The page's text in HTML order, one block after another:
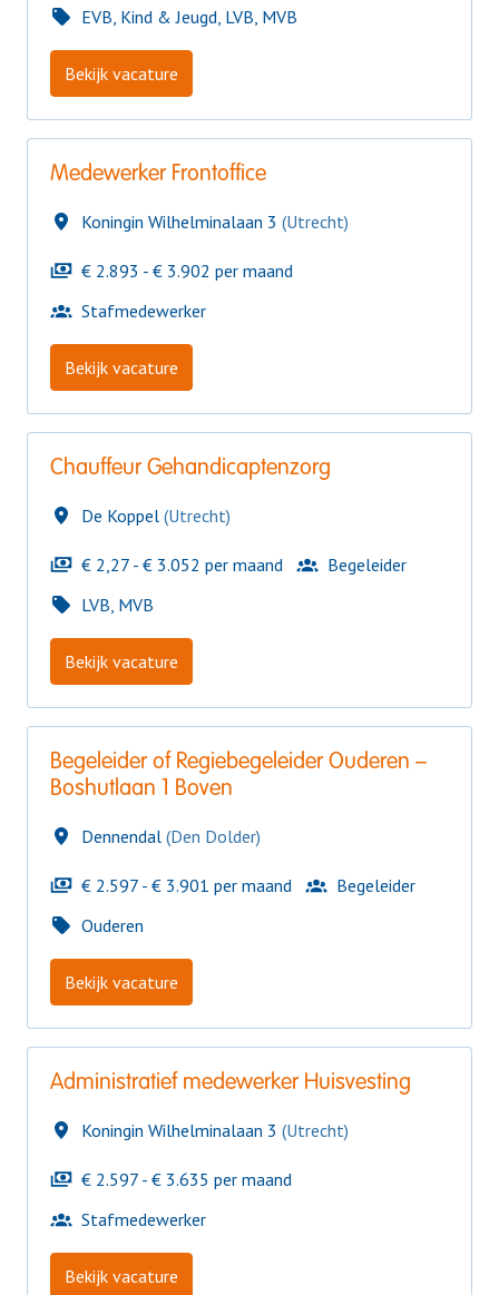
EVB, Kind & Jeugd, LVB, MVB
Bekijk vacature
Medewerker Frontoffice
Koningin Wilhelminalaan 3 (Utrecht)
€ 2.893 - € 3.902 per maand
Stafmedewerker
Bekijk vacature
Chauffeur Gehandicaptenzorg
De Koppel (Utrecht)
€ 2,27 - € 3.052 per maand
Begeleider
LVB, MVB
Bekijk vacature
Begeleider of Regiebegeleider Ouderen –
Boshutlaan 1 Boven
Dennendal (Den Dolder)
€ 2.597 - € 3.901 per maand
Begeleider
Ouderen
Bekijk vacature
Administratief medewerker Huisvesting
Koningin Wilhelminalaan 3 (Utrecht)
€ 2.597 - € 3.635 per maand
Stafmedewerker
Bekijk vacature